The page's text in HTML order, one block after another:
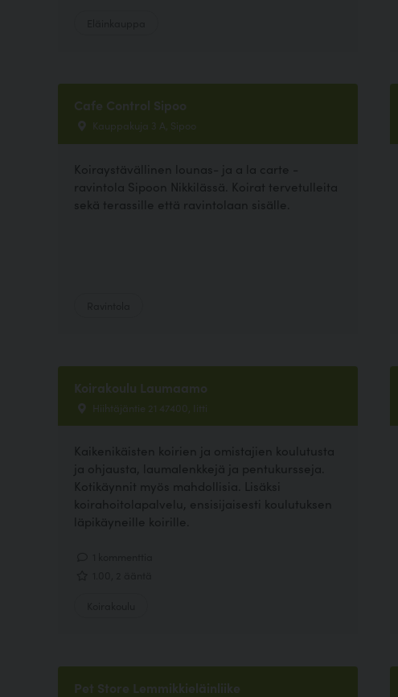
Cafe Control Sipoo
Kauppakuja 3 A, Sipoo
Koiraystävällinen lounas- ja a la carte -
ravintola Sipoon Nikkilässä. Koirat tervetulleita
sekä terassille että ravintolaan sisälle.
Koirakoulu Laumaamo
Hiihtäjäntie 21 47400, Iitti
Kaikenikäisten koirien ja omistajien koulutusta
ja ohjausta, laumalenkkejä ja pentukursseja.
Kotikäynnit myös mahdollisia. Lisäksi
koirahoitolapalvelu, ensisijaisesti koulutuksen
läpikäyneille koirille.
Pet Store Lemmikkieläinliike